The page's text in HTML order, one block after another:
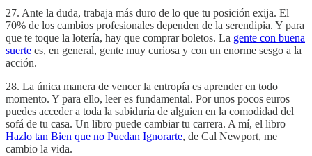
27. Ante la duda, trabaja más duro de lo que tu posición exija. El
70% de los cambios profesionales dependen de la serendipia. Y para
que te toque la lotería, hay que comprar boletos. La gente con buena
suerte es, en general, gente muy curiosa y con un enorme sesgo a la
acción.
28. La única manera de vencer la entropía es aprender en todo
momento. Y para ello, leer es fundamental. Por unos pocos euros
puedes acceder a toda la sabiduría de alguien en la comodidad del
sofá de tu casa. Un libro puede cambiar tu carrera. A mí, el libro
Hazlo tan Bien que no Puedan Ignorarte, de Cal Newport, me
cambio la vida.